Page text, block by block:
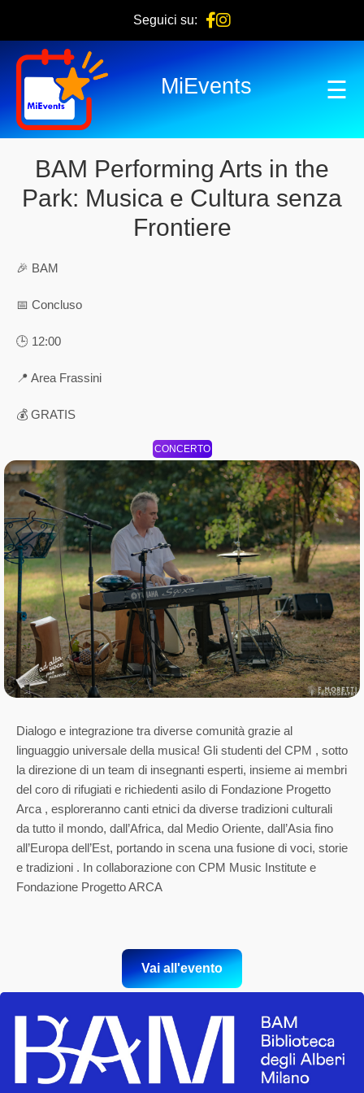
Seguici su:
MiEvents ☰
BAM Performing Arts in the
Park: Musica e Cultura senza
Frontiere
🎉 BAM
📅 Concluso
🕒 12:00
📍 Area Frassini
💰 GRATIS
CONCERTO
Dialogo e integrazione tra diverse comunità grazie al
linguaggio universale della musica! Gli studenti del CPM , sotto
la direzione di un team di insegnanti esperti, insieme ai membri
del coro di rifugiati e richiedenti asilo di Fondazione Progetto
Arca , esploreranno canti etnici da diverse tradizioni culturali
da tutto il mondo, dall’Africa, dal Medio Oriente, dall’Asia fino
all’Europa dell’Est, portando in scena una fusione di voci, storie
e tradizioni . In collaborazione con CPM Music Institute e
Fondazione Progetto ARCA
Vai all'evento